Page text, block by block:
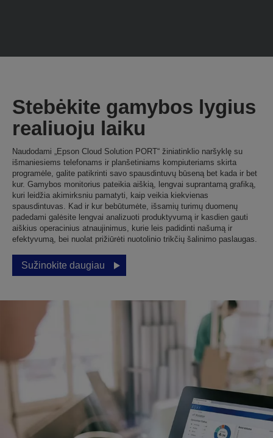
Stebėkite gamybos lygius
realiuoju laiku
Naudodami „Epson Cloud Solution PORT“ žiniatinklio naršyklę su
išmaniesiems telefonams ir planšetiniams kompiuteriams skirta
programėle, galite patikrinti savo spausdintuvų būseną bet kada ir bet
kur. Gamybos monitorius pateikia aiškią, lengvai suprantamą grafiką,
kuri leidžia akimirksniu pamatyti, kaip veikia kiekvienas
spausdintuvas. Kad ir kur bebūtumėte, išsamių turimų duomenų
padedami galėsite lengvai analizuoti produktyvumą ir kasdien gauti
aiškius operacinius atnaujinimus, kurie leis padidinti našumą ir
efektyvumą, bei nuolat prižiūrėti nuotolinio trikčių šalinimo paslaugas.
Sužinokite daugiau